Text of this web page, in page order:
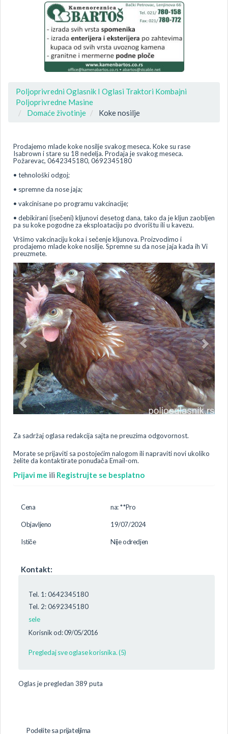
Poljoprivredni Oglasnik I Oglasi Traktori Kombajni
Poljoprivredne Masine
Domaće životinje
Koke nosilje
Prodajemo mlade koke nosilje svakog meseca. Koke su rase
Isabrown i stare su 18 nedelja. Prodaja je svakog meseca.
Požarevac, 0642345180, 0692345180
• tehnološki odgoj;
• spremne da nose jaja;
• vakcinisane po programu vakcinacije;
• debikirani (isečeni) kljunovi desetog dana, tako da je kljun zaobljen
pa su koke pogodne za eksploataciju po dvorištu ili u kavezu.
Vršimo vakcinaciju koka i sečenje kljunova. Proizvodimo i
prodajemo mlade koke nosilje. Spremne su da nose jaja kada ih Vi
preuzmete.
Za sadržaj oglasa redakcija sajta ne preuzima odgovornost.
Morate se prijaviti sa postojećim nalogom ili napraviti novi ukoliko
želite da kontaktirate ponuđača Email-om.
Prijavi me ili Registrujte se besplatno
Cena na: **Pro
Objavljeno 19/07/2024
Ističe Nije odredjen
Kontakt:
Tel. 1: 0642345180
Tel. 2: 0692345180
sele
Korisnik od: 09/05/2016
Pregledaj sve oglase korisnika. (5)
Oglas je pregledan 389 puta
Podelite sa prijateljima